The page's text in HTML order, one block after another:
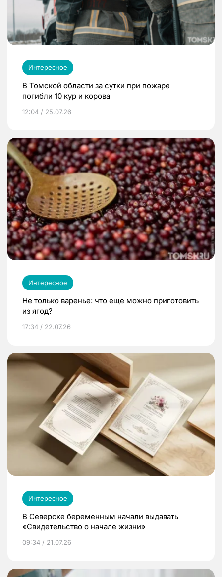
Интересное
В Томской области за сутки при пожаре
погибли 10 кур и корова
12:04 / 25.07.26
Интересное
Не только варенье: что еще можно приготовить
из ягод?
17:34 / 22.07.26
Интересное
В Северске беременным начали выдавать
«Свидетельство о начале жизни»
09:34 / 21.07.26